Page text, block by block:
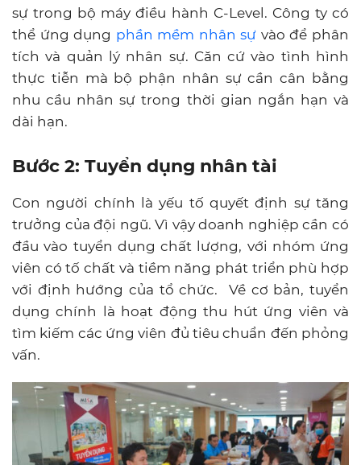
sự trong bộ máy điều hành C-Level. Công ty có
thể ứng dụng phần mềm nhân sự vào để phân
tích và quản lý nhân sự. Căn cứ vào tình hình
thực tiễn mà bộ phận nhân sự cần cân bằng
nhu cầu nhân sự trong thời gian ngắn hạn và
dài hạn.
Bước 2: Tuyển dụng nhân tài
Con người chính là yếu tố quyết định sự tăng
trưởng của đội ngũ. Vì vậy doanh nghiệp cần có
đầu vào tuyển dụng chất lượng, với nhóm ứng
viên có tố chất và tiềm năng phát triển phù hợp
với định hướng của tổ chức. Về cơ bản, tuyển
dụng chính là hoạt động thu hút ứng viên và
tìm kiếm các ứng viên đủ tiêu chuẩn đến phỏng
vấn.